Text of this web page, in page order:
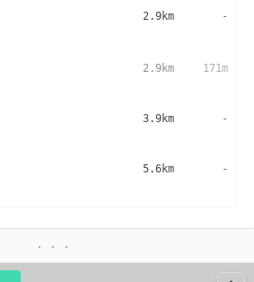
2.9km -
2.9km 171m
3.9km -
5.6km -